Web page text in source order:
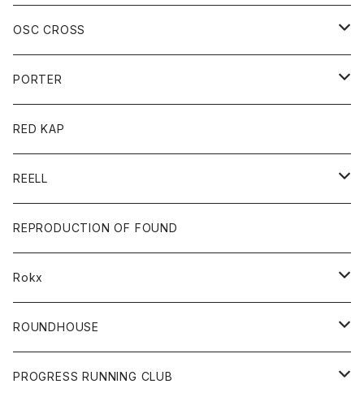
ロングスリーブＴシャツ
アウター
コート
ジャケット
アクセサリー
バッグ
キッズ
Tシャツ
帽子
グッズ
靴
バック
トップス
カットソー
カーディガン
ボトムス
ショートパンツ
パンツ
レディース
カットソー
OSC CROSS
ダウンジャケット
PORTER
カードホルダー
キーホルダー
財布
バック
RED KAP
REELL
パンツ
ショートパンツ
REPRODUCTION OF FOUND
Rokx
ボトム
ROUNDHOUSE
エプロン
PROGRESS RUNNING CLUB